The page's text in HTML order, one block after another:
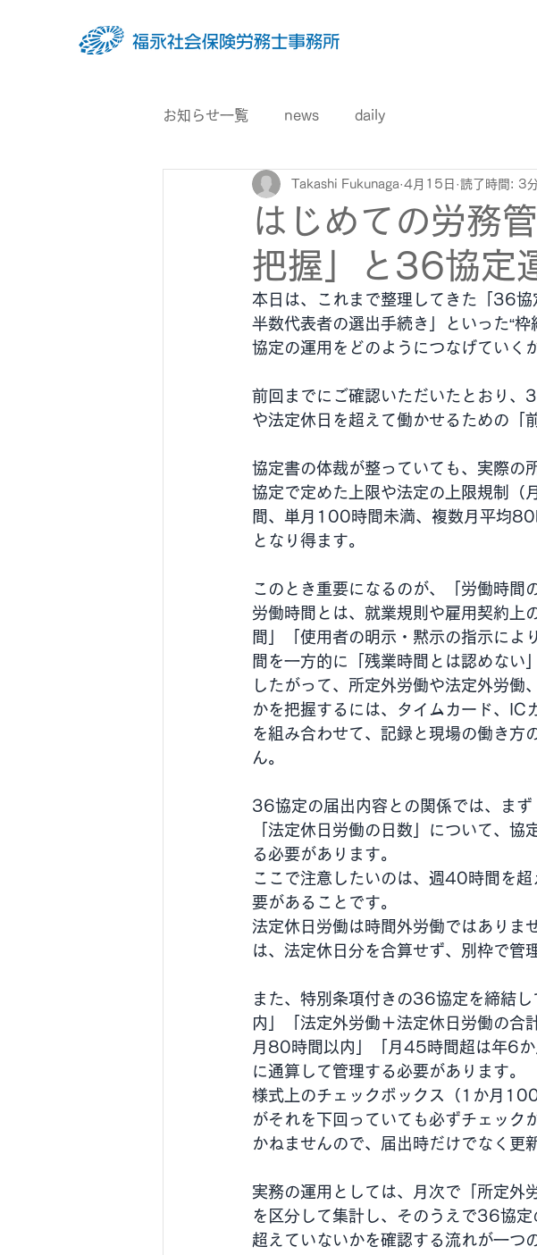
お知らせ一覧 news daily
はじめての労務
把握」と36協定
Takashi Fukunaga 4月15日 読了時間: 3
本日は、これまで整理してきた「36
半数代表者の選出手続き」といった“
協定の運用をどのようにつなげていく
前回までにご確認いただいたとおり
や法定休日を超えて働かせるための「
協定書の体裁が整っていても、実際の
協定で定めた上限や法定の上限規制
間、単月100時間未満、複数月平均
となり得ます。
このとき重要になるのが、「労働時間
労働時間とは、就業規則や雇用契約上
間」「使用者の明示・黙示の指示によ
間を一方的に「残業時間とは認めない
したがって、所定外労働や法定外労働
かを把握するには、タイムカード、IC
を組み合わせて、記録と現場の働き方
ん。
36協定の届出内容との関係では、ま
「法定休日労働の日数」について、
る必要があります。
ここで注意したいのは、週40時間を
要があることです。
法定休日労働は時間外労働ではありま
は、法定休日分を合算せず、別枠で管
また、特別条項付きの36協定を締結
内」「法定外労働＋法定休日労働の
月80時間以内」「月45時間超は年6か
に通算して管理する必要があります。
様式上のチェックボックス（1か月
がそれを下回っていても必ずチェック
かねませんので、届出時だけでなく更
実務の運用としては、月次で「所定外
を区分して集計し、そのうえで36協
超えていないかを確認する流れが一つ